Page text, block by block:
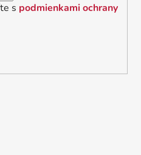
s podmienkami ochrany